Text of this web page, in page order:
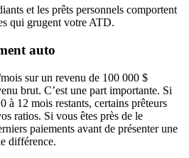
et les prêts personnels comportent
qui grugent votre ATD.
auto
sur un revenu de 100 000 $
brut. C’est une part importante. Si
à 12 mois restants, certains prêteurs
ratios. Si vous êtes près de le
paiements avant de présenter une
différence.